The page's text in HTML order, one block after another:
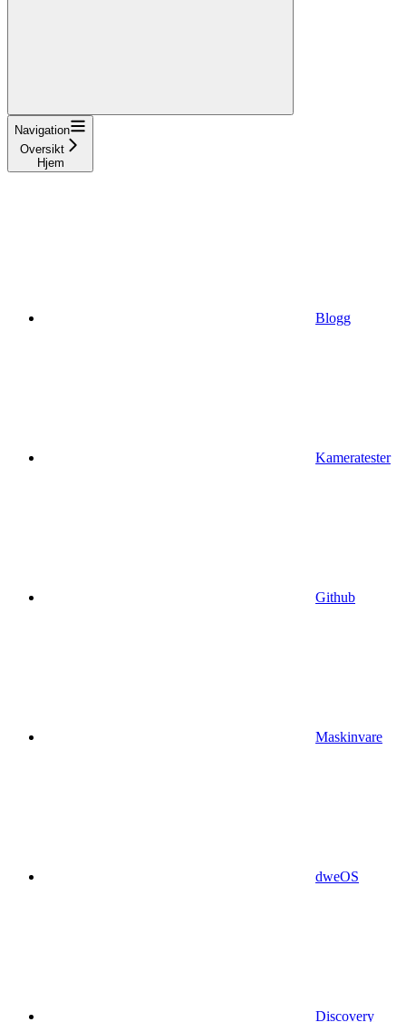
Navigation
Oversikt
Hjem
Blogg
Kameratester
Github
Maskinvare
dweOS
Discovery